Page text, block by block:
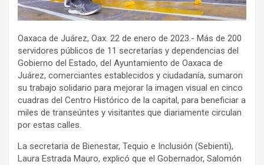
Oaxaca de Juárez, Oax. 22 de enero de 2023.- Más de 200
servidores públicos de 11 secretarías y dependencias del
Gobierno del Estado, del Ayuntamiento de Oaxaca de
Juárez, comerciantes establecidos y ciudadanía, sumaron
su trabajo solidario para mejorar la imagen visual en cinco
cuadras del Centro Histórico de la capital, para beneficiar a
miles de transeúntes y visitantes que diariamente circulan
por estas calles.
La secretaria de Bienestar, Tequio e Inclusión (Sebienti),
Laura Estrada Mauro, explicó que el Gobernador, Salomón